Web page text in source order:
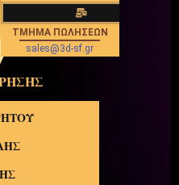
ΤΜΗΜΑ ΠΩΛΗΣΕΩΝ
sales@3d-sf.gr